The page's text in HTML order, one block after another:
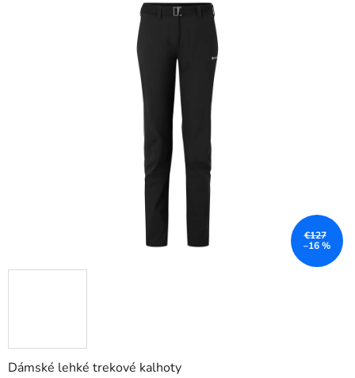
Dámské lehké trekové kalhoty
€127
–16 %